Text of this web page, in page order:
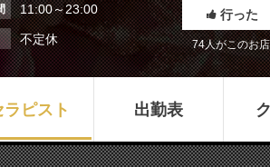
11:00～23:00
不定休
行った
74人がこのお
ラピスト 出勤表